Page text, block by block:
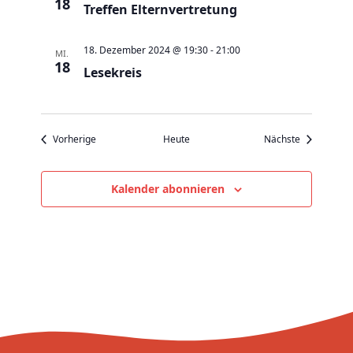
i
o
18 Treffen Elternvertretung
MI.
18 Lesekreis
18. Dezember 2024 @ 19:30-21:00
VorherigeVeranstaltungenHeute Nächste
Kalender abonnieren